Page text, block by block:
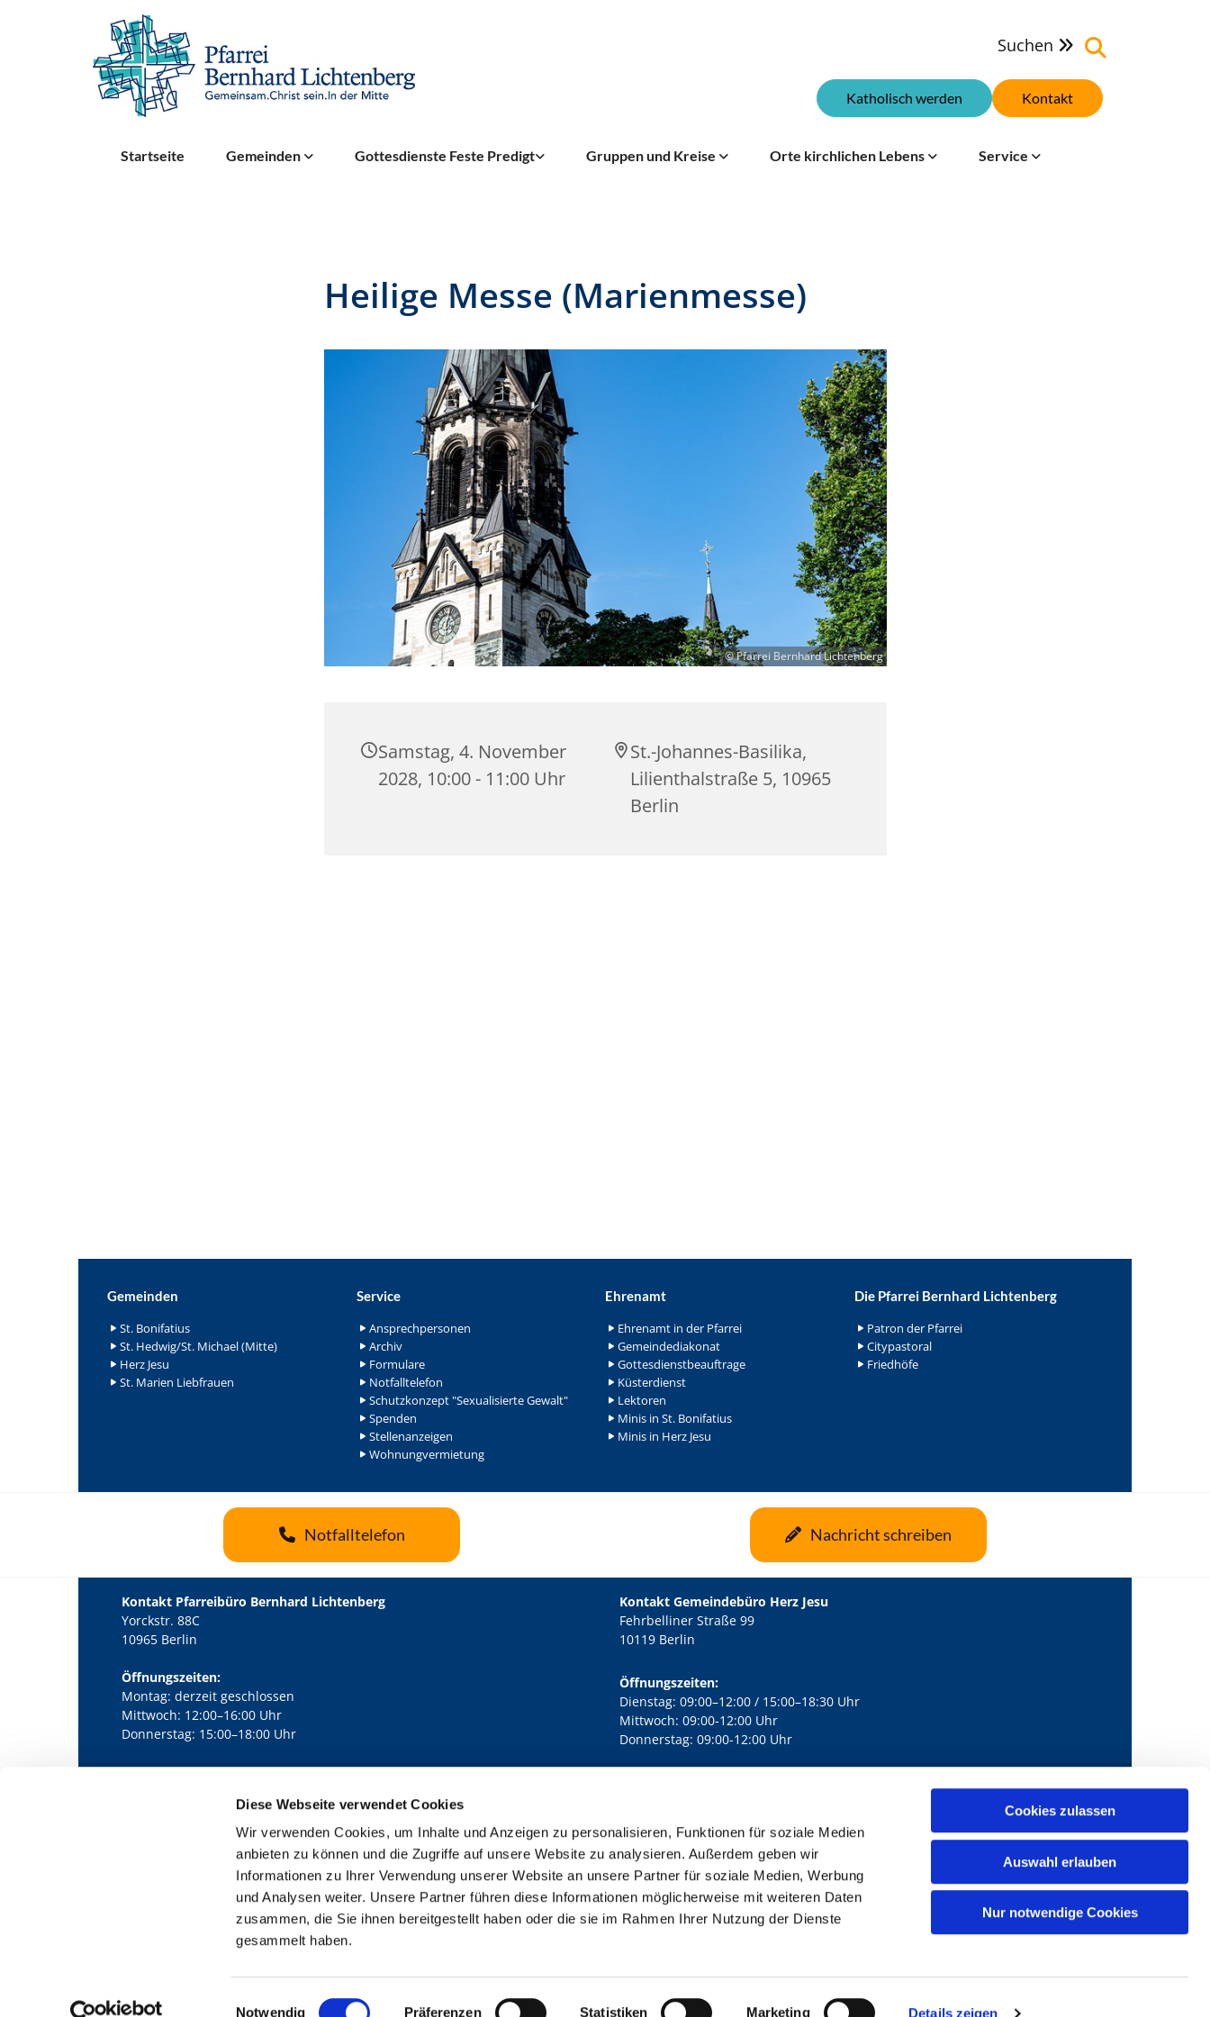
Diese Webseite verwendet Cookies
Wir verwenden Cookies, um Inhalte und Anzeigen zu personalisieren, Funktionen für soziale Medien
anbieten zu können und die Zugriffe auf unsere Website zu analysieren. Außerdem geben wir
Informationen zu Ihrer Verwendung unserer Website an unsere Partner für soziale Medien, Werbung
und Analysen weiter. Unsere Partner führen diese Informationen möglicherweise mit weiteren Daten
zusammen, die Sie ihnen bereitgestellt haben oder die sie im Rahmen Ihrer Nutzung der Dienste
gesammelt haben.
Notwendig Präferenzen Statistiken Marketing Details zeigen
Cookies zulassen
Auswahl erlauben
Nur notwendige Cookies
Suchen 
Kontakt
Katholisch werden
Startseite Gemeinden Gottesdienste Feste Predigt Gruppen und Kreise Orte kirchlichen Lebens Service
Heilige Messe (Marienmesse)
© Pfarrei Bernhard Lichtenberg
Samstag, 4. November
2028, 10:00 - 11:00 Uhr
St.-Johannes-Basilika,
Lilienthalstraße 5, 10965
Berlin
Gemeinden
St. Bonifatius
St. Hedwig/St. Michael (Mitte)
Herz Jesu
St. Marien Liebfrauen
Service
Ansprechpersonen
Archiv
Formulare
Notfalltelefon
Schutzkonzept "Sexualisierte Gewalt"
Spenden
Stellenanzeigen
Wohnungvermietung
Ehrenamt
Ehrenamt in der Pfarrei
Gemeindediakonat
Gottesdienstbeauftrage
Küsterdienst
Lektoren
Minis in St. Bonifatius
Minis in Herz Jesu
Die Pfarrei Bernhard Lichtenberg
Patron der Pfarrei
Citypastoral
Friedhöfe
Notfalltelefon Nachricht schreiben
Kontakt Pfarreibüro Bernhard Lichtenberg
Yorckstr. 88C
10965 Berlin
Öffnungszeiten:
Montag: derzeit geschlossen
Mittwoch: 12:00–16:00 Uhr
Donnerstag: 15:00–18:00 Uhr
Kontakt Gemeindebüro Herz Jesu
Fehrbelliner Straße 99
10119 Berlin
Öffnungszeiten:
Dienstag: 09:00–12:00 / 15:00–18:30 Uhr
Mittwoch: 09:00-12:00 Uhr
Donnerstag: 09:00-12:00 Uhr
Kath. Kirchengemeinde Pfarrei Bernhard Lichtenberg Berlin-Mitte · Yorckstr. 88C, 10965 Berlin mail@bernhard-lichtenberg.berlin
Kontaktinformationen Impressum